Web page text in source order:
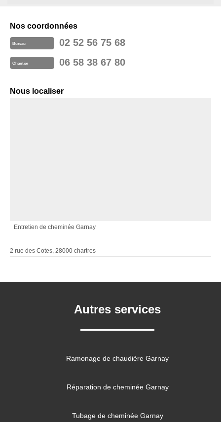
Nos coordonnées
Bureau 02 52 56 75 68
Chantier 06 58 38 67 80
Nous localiser
Entretien de cheminée Garnay
2 rue des Cotes, 28000 chartres
Autres services
Ramonage de chaudière Garnay
Réparation de cheminée Garnay
Tubage de cheminée Garnay